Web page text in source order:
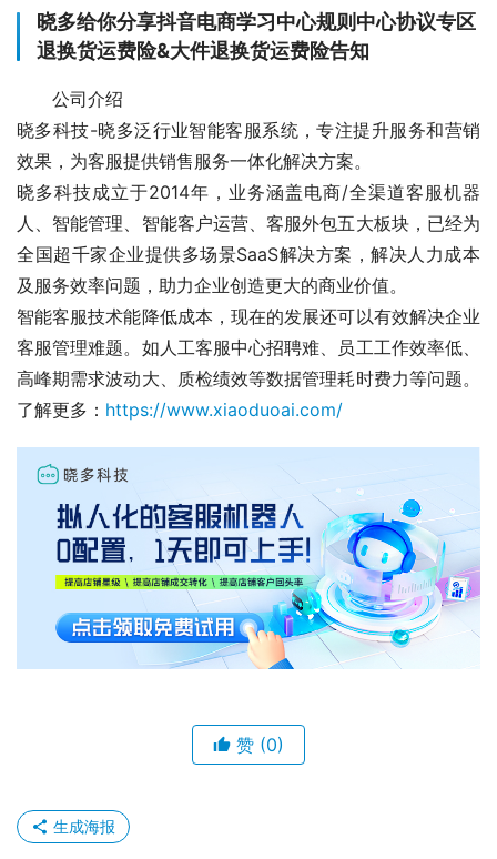
晓多给你分享抖音电商学习中心规则中心协议专区
退换货运费险&大件退换货运费险告知
公司介绍
晓多科技-晓多泛行业智能客服系统，专注提升服务和营销
效果，为客服提供销售服务一体化解决方案。
晓多科技成立于2014年，业务涵盖电商/全渠道客服机器
人、智能管理、智能客户运营、客服外包五大板块，已经为
全国超千家企业提供多场景SaaS解决方案，解决人力成本
及服务效率问题，助力企业创造更大的商业价值。
智能客服技术能降低成本，现在的发展还可以有效解决企业
客服管理难题。如人工客服中心招聘难、员工工作效率低、
高峰期需求波动大、质检绩效等数据管理耗时费力等问题。
了解更多： https://www.xiaoduoai.com/
赞 (0)
生成海报